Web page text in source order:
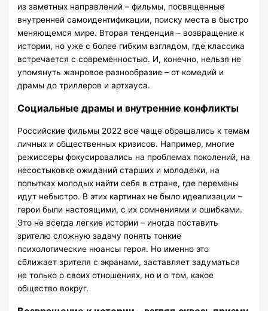
из заметных направлений – фильмы, посвященные
внутренней самоидентификации, поиску места в быстро
меняющемся мире. Вторая тенденция – возвращение к
истории, но уже с более гибким взглядом, где классика
встречается с современностью. И, конечно, нельзя не
упомянуть жанровое разнообразие – от комедий и
драмы до триллеров и артхауса.
Социальные драмы и внутренние конфликты
Российские фильмы 2022 все чаще обращались к темам
личных и общественных кризисов. Например, многие
режиссеры фокусировались на проблемах поколений, на
несостыковке ожиданий старших и молодежи, на
попытках молодых найти себя в стране, где перемены
идут небыстро. В этих картинах не было идеализации –
герои были настоящими, с их сомнениями и ошибками.
Это не всегда легкие истории – иногда поставить
зрителю сложную задачу понять тонкие
психологические нюансы героя. Но именно это
сближает зрителя с экранами, заставляет задуматься
не только о своих отношениях, но и о том, какое
общество вокруг.